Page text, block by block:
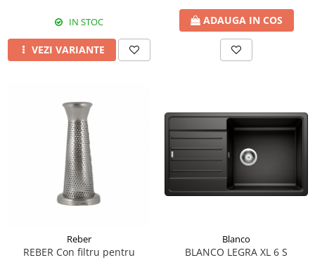
IN STOC
VEZI VARIANTE
ADAUGA IN COS
Reber
REBER Con filtru pentru
Blanco
BLANCO LEGRA XL 6 S